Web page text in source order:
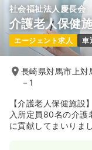
社会福祉法人慶長会
介護老人保健
エージェント求人 車
長崎県対馬市上
－1
【介護老人保健施
入所定員80名の介護
に貢献してまいりま